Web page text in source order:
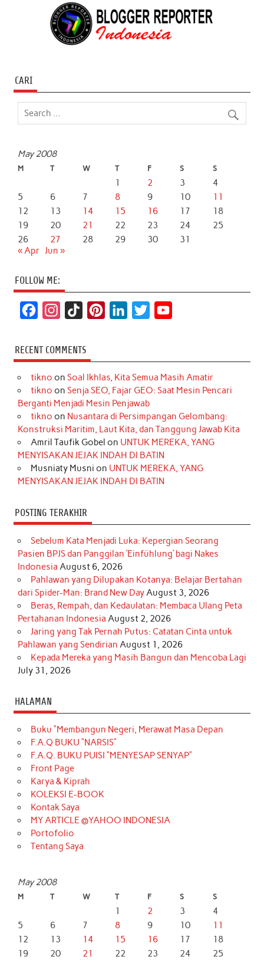
CARI
May 2008
M T W T F S S
1 2 3
4
5
6 7 8 9 10
11
12
13 14 15 16 17
18
19
20 21 22 23 24
25
26
27 28 29 30
31
« Apr Jun »
FOLLOW ME:
c
e
b
o
k
s
t
a
r
a
m
k
T
o
k
t
e
e
s
t
k
e
d
I
n
t
t
r
T
u
e
RECENT COMMENTS
tikno on Soal Ikhlas, Kita Semua Masih Amatir
tikno on Senja SEO, Fajar GEO: Saat Mesin Pencari
Berganti Menjadi Mesin Penjawab
tikno on Nusantara di Persimpangan Gelombang:
Konstruksi Maritim, Laut Kita, dan Tanggung Jawab Kita
Amril Taufik Gobel on UNTUK MEREKA, YANG
MENYISAKAN JEJAK INDAH DI BATIN
Musniaty Musni on UNTUK MEREKA, YANG
MENYISAKAN JEJAK INDAH DI BATIN
POSTING TERAKHIR
Sebelum Kata Menjadi Luka: Kepergian Seorang
Pasien BPJS dan Panggilan ‘Einfühlung’ bagi Nakes
Indonesia August 6, 2026
Pahlawan yang Dilupakan Kotanya: Belajar Bertahan
dari Spider-Man: Brand New Day August 3, 2026
Beras, Rempah, dan Kedaulatan: Membaca Ulang Peta
Pertahanan Indonesia August 2, 2026
Jaring yang Tak Pernah Putus: Catatan Cinta untuk
Pahlawan yang Sendirian August 1, 2026
Kepada Mereka yang Masih Bangun dan Mencoba Lagi
July 31, 2026
HALAMAN
Buku “Membangun Negeri, Merawat Masa Depan
F.A.Q BUKU “NARSIS”
F.A.Q. BUKU PUISI “MENYESAP SENYAP”
Front Page
Karya & Kiprah
KOLEKSI E-BOOK
Kontak Saya
MY ARTICLE @YAHOO INDONESIA
Portofolio
Tentang Saya
May 2008
M T W T F S S
1 2 3
4
5
6 7 8 9 10
11
12
13 14 15 16 17
18
19
20 21 22 23 24
25